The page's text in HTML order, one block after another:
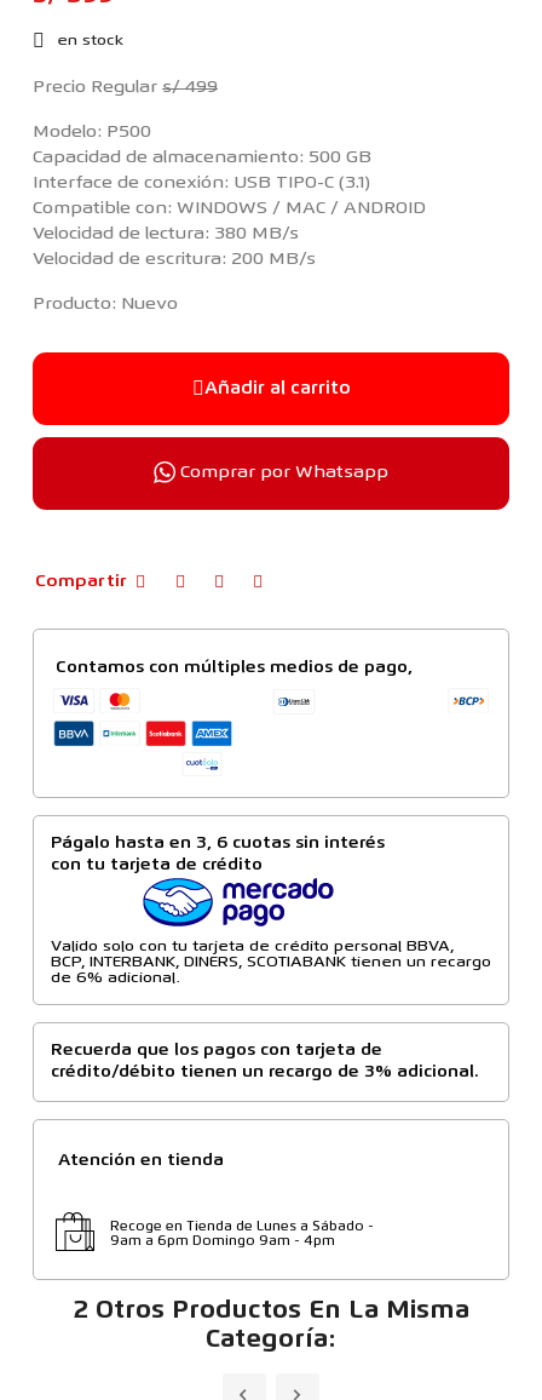
en stock
Precio Regular s/ 499
Modelo: P500
Capacidad de almacenamiento: 500 GB
Interface de conexión: USB TIPO-C (3.1)
Compatible con: WINDOWS / MAC / ANDROID
Velocidad de lectura: 380 MB/s
Velocidad de escritura: 200 MB/s
Producto: Nuevo
Añadir al carrito
Comprar por Whatsapp
Compartir
Contamos con múltiples medios de pago,
Págalo hasta en 3, 6 cuotas sin interés
con tu tarjeta de crédito
Valido solo con tu tarjeta de crédito personal BBVA,
BCP, INTERBANK, DINERS, SCOTIABANK tienen un recargo
de 6% adicional.
Recuerda que los pagos con tarjeta de
crédito/débito tienen un recargo de 3% adicional.
Atención en tienda
Recoge en Tienda de Lunes a Sábado -
9am a 6pm Domingo 9am - 4pm
2 Otros Productos En La Misma
Categoría: